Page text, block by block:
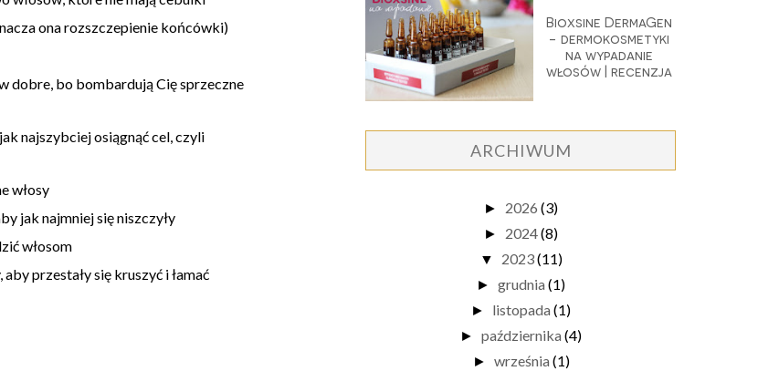
ona rozszczepienie końcówki)
dobre, bo bombardują Cię sprzeczne
najszybciej osiągnąć cel, czyli
włosy
jak najmniej się niszczyły
włosom
przestały się kruszyć i łamać
Bioxsine DermaGen
- dermokosmetyki
na wypadanie
włosów | recenzja
ARCHIWUM
► 2026 (3)
► 2024(8)
▼ 2023(11)
► grudnia (1)
► listopada (1)
► października (4)
► września (1)